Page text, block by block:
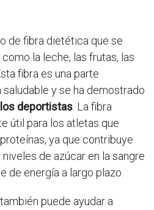
de fibra dietética que se
la leche, las frutas, las
fibra es una parte
y se ha demostrado
deportistas . La fibra
útil para los atletas que
ya que contribuye
de azúcar en la sangre
de energía a largo plazo.
puede ayudar a